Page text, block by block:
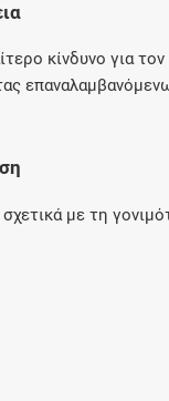
κίνδυνο για
με τη